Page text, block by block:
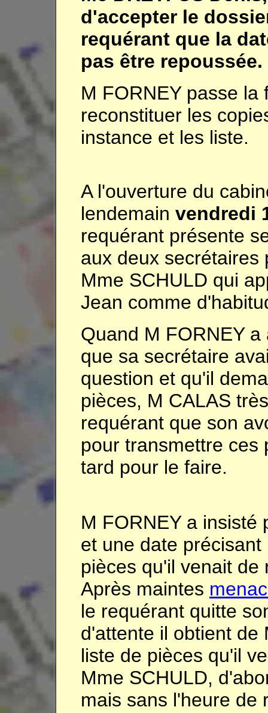
d'accepter le
requérant que la
pas être repoussée.
M FORNEY passe la
reconstituer les
instance et les liste.
A l'ouverture du
lendemain vendredi
requérant présente
aux deux secrétaires
Mme SCHULD qui
Jean comme
Quand M FORNEY
que sa secrétaire
question et qu'il
pièces, M CALAS
requérant que son
pour transmettre ces
tard pour le faire.
M FORNEY a insisté
et une date
pièces qu'il venait de
Après maintes
le requérant quitte
d'attente il obtient de
liste de pièces qu'il
Mme SCHULD,
mais sans l'heure de